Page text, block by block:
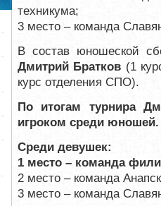
техникума;
3 место – команда
В состав юношеской
Дмитрий Братков (1
курс отделения СПО).
По итогам турнира
игроком среди юношей.
Среди девушек:
1 место – команда
2 место – команда
3 место – команда